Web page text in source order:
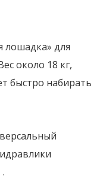
лошадка» для
около 18 кг,
быстро набирать
.